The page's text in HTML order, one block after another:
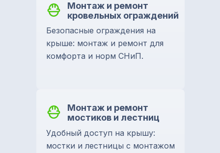
Монтаж и ремонт
кровельных ограждений
Безопасные ограждения на
крыше: монтаж и ремонт для
комфорта и норм СНиП.
Монтаж и ремонт
мостиков и лестниц
Удобный доступ на крышу:
мостки и лестницы с монтажом